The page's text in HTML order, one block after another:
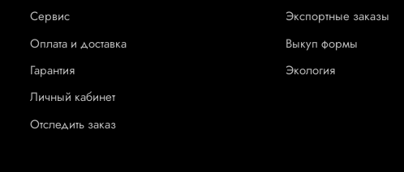
Сервис
Оплата и доставка
Гарантия
Личный кабинет
Отследить заказ
Экспортные заказы
Выкуп формы
Экология